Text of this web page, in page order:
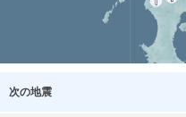
次の地震